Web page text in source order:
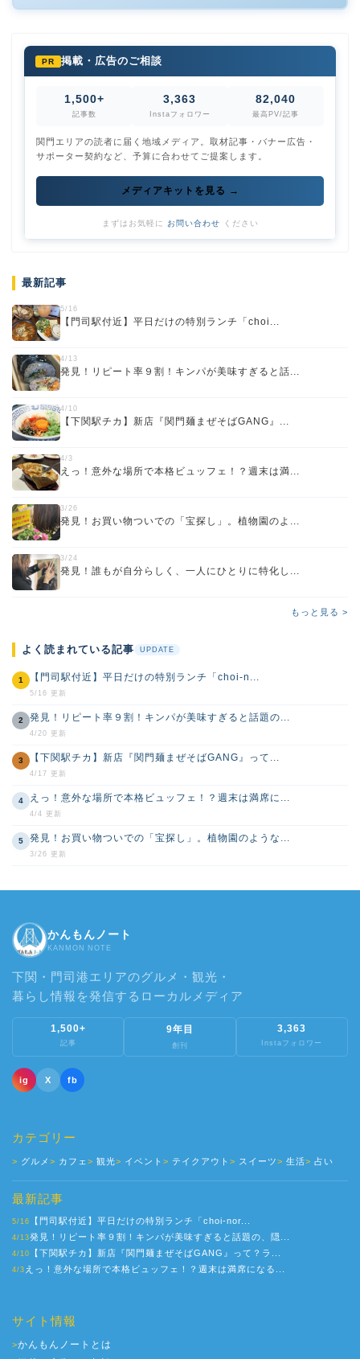
PR 掲載・広告のご相談
1,500+
記事数
3,363
Instaフォロワー
82,040
最高PV/記事
関門エリアの読者に届く地域メディア。取材記事・バナー広告・
サポーター契約など、予算に合わせてご提案します。
メディアキットを見る →
まずはお気軽に お問い合わせ ください
最新記事
5/16
【門司駅付近】平日だけの特別ランチ「choi...
4/13
発見！リピート率９割！キンパが美味すぎると話...
4/10
【下関駅チカ】新店『関門麺まぜそばGANG』...
4/3
えっ！意外な場所で本格ビュッフェ！？週末は満...
3/26
発見！お買い物ついでの「宝探し」。植物園のよ...
3/24
発見！誰もが自分らしく、一人にひとりに特化し...
もっと見る >
よく読まれている記事 UPDATE
1 【門司駅付近】平日だけの特別ランチ「choi-n...
5/16 更新
2 発見！リピート率９割！キンパが美味すぎると話題の...
4/20 更新
3 【下関駅チカ】新店『関門麺まぜそばGANG』って...
4/17 更新
4 えっ！意外な場所で本格ビュッフェ！？週末は満席に...
4/4 更新
5 発見！お買い物ついでの「宝探し」。植物園のような...
3/26 更新
かんもんノート
KANMON NOTE
下関・門司港エリアのグルメ・観光・
暮らし情報を発信するローカルメディア
1,500+
記事
9年目
創刊
3,363
Instaフォロワー
ig X fb
カテゴリー
グルメ カフェ 観光 イベント テイクアウト スイーツ 生活 占い
最新記事
5/16 【門司駅付近】平日だけの特別ランチ「choi-nor...
4/13発見！リピート率９割！キンパが美味すぎると話題の、隠...
4/10 【下関駅チカ】新店『関門麺まぜそばGANG』って？ラ...
4/3 えっ！意外な場所で本格ビュッフェ！？週末は満席になる...
サイト情報
>かんもんノートとは